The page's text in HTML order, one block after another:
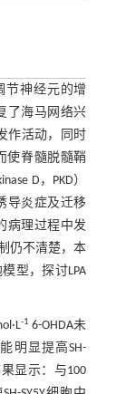
节神经元的增
了海马网络兴
作活动，同时
使脊髓脱髓鞘
D，PKD）
导炎症及迁移
病理过程中发
仍不清楚，本
型，探讨LPA
-1 6-OHDA未
明显提高SH-
显示：与100